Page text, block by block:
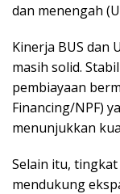
dan menengah
Kinerja BUS dan
masih solid.
pembiayaan
Financing/NPF)
menunjukkan
Selain itu,
mendukung